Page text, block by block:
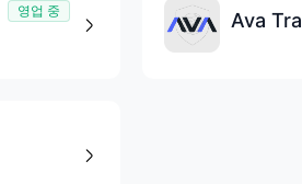
영업 중
Ava